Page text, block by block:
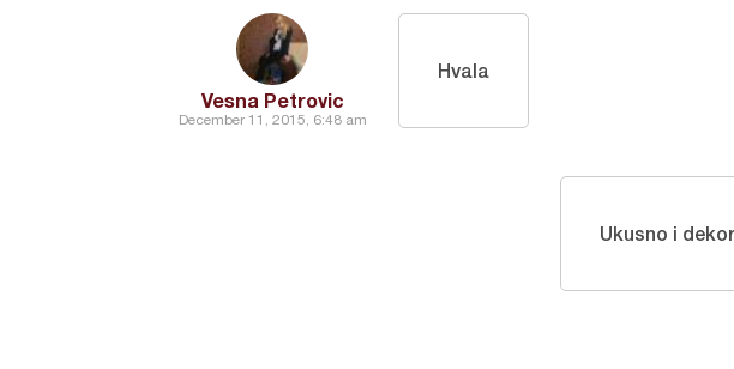
Vesna Petrovic
December 11, 2015, 6:48 am
Hvala
Ukusno i